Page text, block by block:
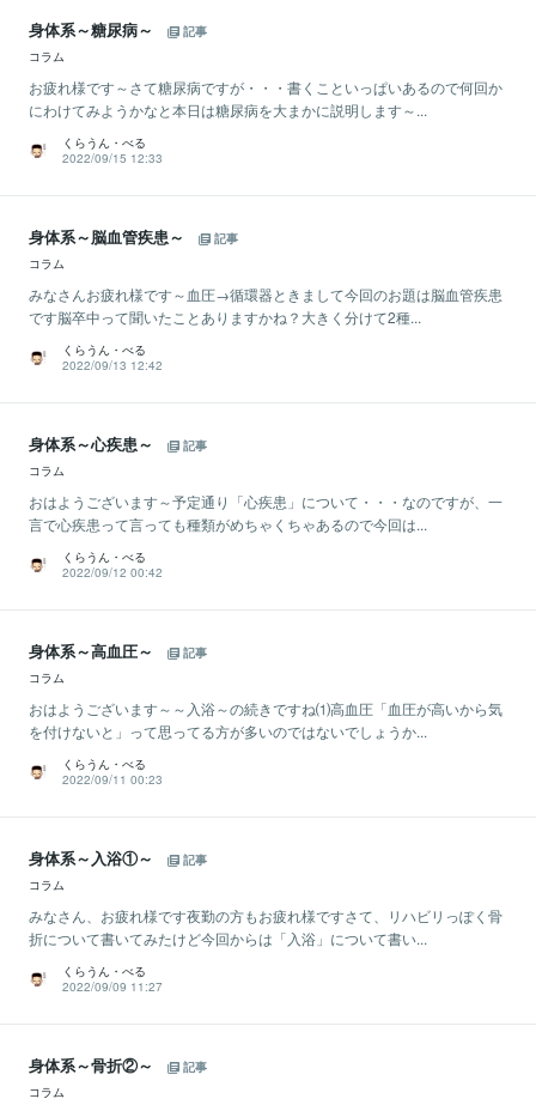
身体系～糖尿病～
記事
コラム
お疲れ様です～さて糖尿病ですが・・・書くこといっぱいあるので何回か
にわけてみようかなと本日は糖尿病を大まかに説明します～...
くらうん・べる
2022/09/15 12:33
身体系～脳血管疾患～
記事
コラム
みなさんお疲れ様です～血圧→循環器ときまして今回のお題は脳血管疾患
です脳卒中って聞いたことありますかね？大きく分けて2種...
くらうん・べる
2022/09/13 12:42
身体系～心疾患～
記事
コラム
おはようございます～予定通り「心疾患」について・・・なのですが、一
言で心疾患って言っても種類がめちゃくちゃあるので今回は...
くらうん・べる
2022/09/12 00:42
身体系～高血圧～
記事
コラム
おはようございます～～入浴～の続きですね⑴高血圧「血圧が高いから気
を付けないと」って思ってる方が多いのではないでしょうか...
くらうん・べる
2022/09/11 00:23
身体系～入浴①～
記事
コラム
みなさん、お疲れ様です夜勤の方もお疲れ様ですさて、リハビリっぽく骨
折について書いてみたけど今回からは「入浴」について書い...
くらうん・べる
2022/09/09 11:27
身体系～骨折②～
記事
コラム